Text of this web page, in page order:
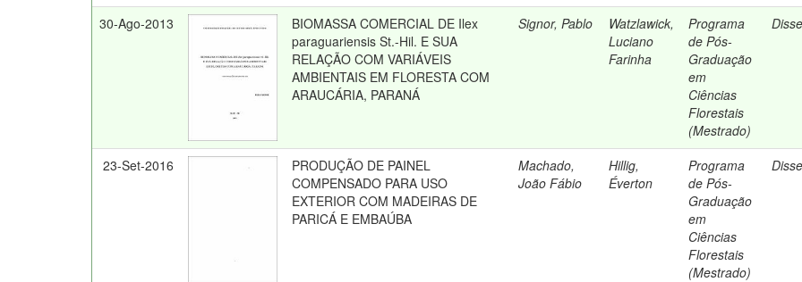
30-Ago-2013
BIOMASSA COMERCIAL DE Ilex
paraguariensis St.-Hil. E SUA
RELAÇÃO COM VARIÁVEIS
AMBIENTAIS EM FLORESTA COM
ARAUCÁRIA, PARANÁ
Signor, Pablo
Watzlawick,
Luciano
Farinha
Programa
de Pós-
Graduação
em
Ciências
Florestais
(Mestrado)
23-Set-2016
PRODUÇÃO DE PAINEL
COMPENSADO PARA USO
EXTERIOR COM MADEIRAS DE
PARICÁ E EMBAÚBA
Machado,
João Fábio
Hillig,
Éverton
Programa
de Pós-
Graduação
em
Ciências
Florestais
(Mestrado)